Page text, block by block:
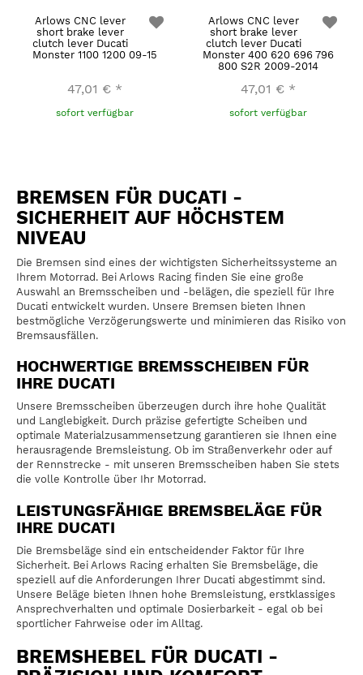
Arlows CNC lever
short brake lever
clutch lever Ducati
Monster 1100 1200 09-15
47,01 € *
sofort verfügbar
Arlows CNC lever
short brake lever
clutch lever Ducati
Monster 400 620 696 796
800 S2R 2009-2014
47,01 € *
sofort verfügbar
BREMSEN FÜR DUCATI -
SICHERHEIT AUF HÖCHSTEM
NIVEAU
Die Bremsen sind eines der wichtigsten Sicherheitssysteme an
Ihrem Motorrad. Bei Arlows Racing finden Sie eine große
Auswahl an Bremsscheiben und -belägen, die speziell für Ihre
Ducati entwickelt wurden. Unsere Bremsen bieten Ihnen
bestmögliche Verzögerungswerte und minimieren das Risiko von
Bremsausfällen.
HOCHWERTIGE BREMSSCHEIBEN FÜR
IHRE DUCATI
Unsere Bremsscheiben überzeugen durch ihre hohe Qualität
und Langlebigkeit. Durch präzise gefertigte Scheiben und
optimale Materialzusammensetzung garantieren sie Ihnen eine
herausragende Bremsleistung. Ob im Straßenverkehr oder auf
der Rennstrecke - mit unseren Bremsscheiben haben Sie stets
die volle Kontrolle über Ihr Motorrad.
LEISTUNGSFÄHIGE BREMSBELÄGE FÜR
IHRE DUCATI
Die Bremsbeläge sind ein entscheidender Faktor für Ihre
Sicherheit. Bei Arlows Racing erhalten Sie Bremsbeläge, die
speziell auf die Anforderungen Ihrer Ducati abgestimmt sind.
Unsere Beläge bieten Ihnen hohe Bremsleistung, erstklassiges
Ansprechverhalten und optimale Dosierbarkeit - egal ob bei
sportlicher Fahrweise oder im Alltag.
BREMSHEBEL FÜR DUCATI -